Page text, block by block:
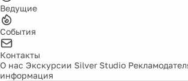
Ведущие
События
Контакты
О нас Экскурсии Silver Studio
информация